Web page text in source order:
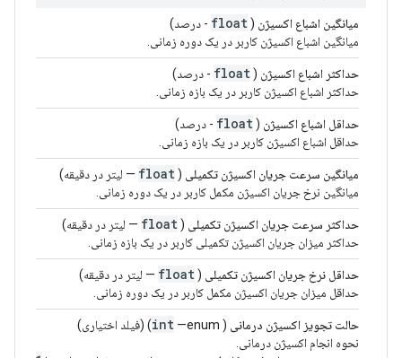
میانگین اشباع اکسیژن (
float - درصد)
میانگین اشباع اکسیژن کاربر در یک دوره زمانی.
حداکثر اشباع اکسیژن (
float - درصد)
حداکثر اشباع اکسیژن کاربر در یک بازه زمانی.
حداقل اشباع اکسیژن (
float - درصد)
حداقل اشباع اکسیژن کاربر در یک بازه زمانی.
میانگین سرعت جریان اکسیژن تکمیلی (
float — لیتر در دقیقه)
میانگین نرخ جریان اکسیژن مکمل کاربر در یک دوره زمانی.
حداکثر سرعت جریان اکسیژن تکمیلی (
float — لیتر در دقیقه)
حداکثر میزان جریان اکسیژن تکمیلی کاربر در یک بازه زمانی.
حداقل نرخ جریان اکسیژن تکمیلی (
float — لیتر در دقیقه)
حداقل میزان جریان اکسیژن مکمل کاربر در یک دوره زمانی.
حالت تجویز اکسیژن درمانی (
int —enum) (فیلد اختیاری)
نحوه انجام اکسیژن درمانی.